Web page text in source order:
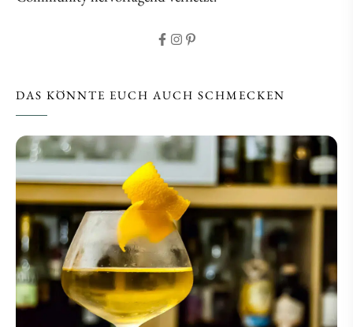
DAS KÖNNTE EUCH AUCH SCHMECKEN